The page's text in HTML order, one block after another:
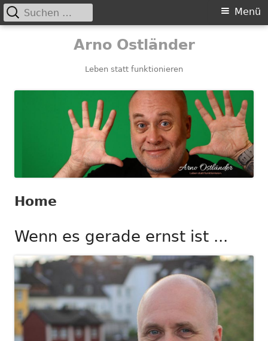
Arno Ostländer
Leben statt funktionieren
Primäres
Menü
Suchen
nach:
Home
Wenn es gerade ernst ist ...